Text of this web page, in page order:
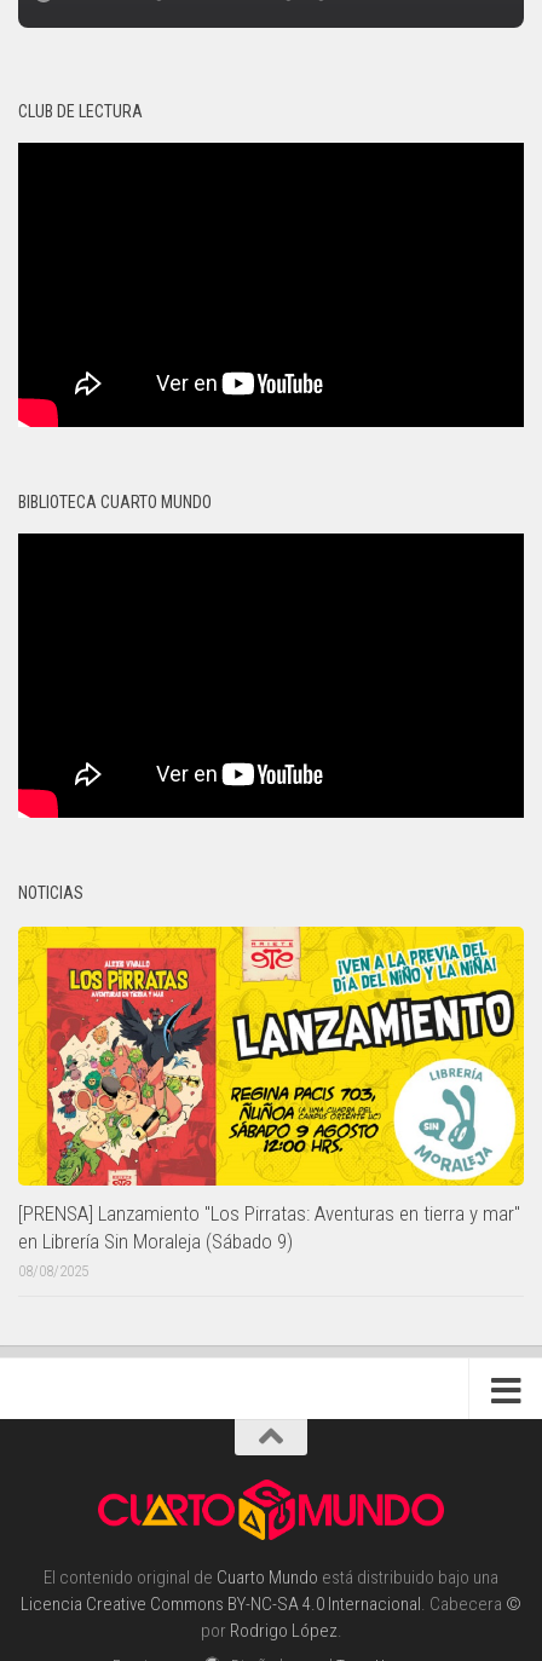
CLUB DE LECTURA
BIBLIOTECA CUARTO MUNDO
NOTICIAS
[PRENSA] Lanzamiento "Los Pirratas: Aventuras en tierra y mar"
en Librería Sin Moraleja (Sábado 9)
08/08/2025
El contenido original de Cuarto Mundo está distribuido bajo una
Licencia Creative Commons BY-NC-SA 4.0 Internacional. Cabecera ©
por Rodrigo López.